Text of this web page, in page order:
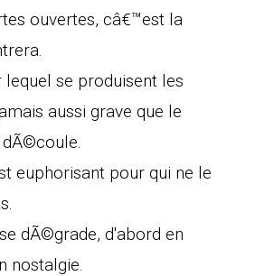
ouvertes, câ€™est la
se produisent les
aussi grave que le
euphorisant pour qui ne le
dÃ©grade, d'abord en
nostalgie.